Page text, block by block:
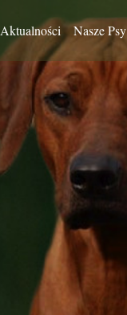
Aktualności Nasze Psy